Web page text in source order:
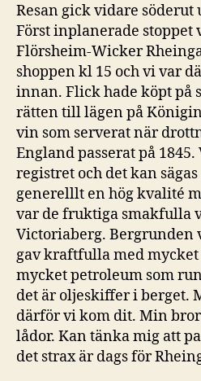
Resan gick vidare
Först inplanerade stoppet
Flörsheim-Wicker
shoppen kl 15 och vi var
innan. Flick hade köpt på
rätten till lägen på
vin som serverat när
England passerat på
registret och det kan
generelllt en hög kvalité
var de fruktiga smakfulla
Victoriaberg. Bergrunden
gav kraftfulla med mycket
mycket petroleum som
det är oljeskiffer i berget.
därför vi kom dit. Min
lådor. Kan tänka mig att
det strax är dags för